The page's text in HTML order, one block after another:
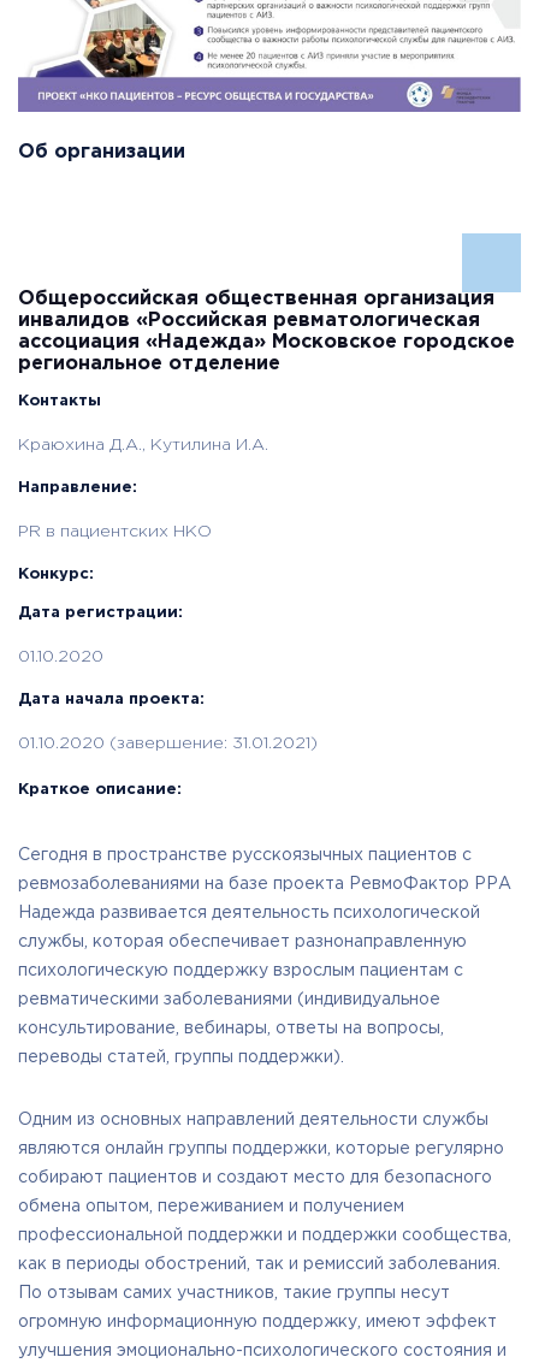
Краткое описание:
Сегодня в пространстве русскоязычных пациентов с
ревмозаболеваниями на базе проекта РевмоФактор РРА
Надежда развивается деятельность психологической
службы, которая обеспечивает разнонаправленную
психологическую поддержку взрослым пациентам с
ревматическими заболеваниями (индивидуальное
консультирование, вебинары, ответы на вопросы,
переводы статей, группы поддержки).
Одним из основных направлений деятельности службы
являются онлайн группы поддержки, которые регулярно
собирают пациентов и создают место для безопасного
обмена опытом, переживанием и получением
профессиональной поддержки и поддержки сообщества,
как в периоды обострений, так и ремиссий заболевания.
По отзывам самих участников, такие группы несут
огромную информационную поддержку, имеют эффект
улучшения эмоционально-психологического состояния и
Об организации
Общероссийская общественная организация
инвалидов «Российская ревматологическая
ассоциация «Надежда» Московское городское
региональное отделение
Контакты
Краюхина Д.А., Кутилина И.А.
Направление:
PR в пациентских НКО
Конкурс:
Дата регистрации:
01.10.2020
Дата начала проекта:
01.10.2020 (завершение: 31.01.2021)